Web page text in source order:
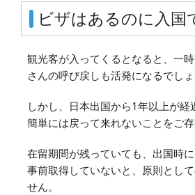
ビザはあるのに入国
観光客が入ってくるとなると、一
さんの呼び戻しも活発になるでしょ
しかし、日本出国から1年以上が経
簡単には戻って来れないことをご
在留期間が残っていても、出国時
事前取得していないと、原則とし
せん。